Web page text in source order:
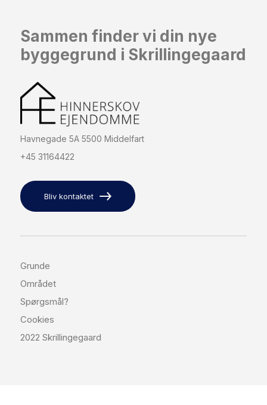
Sammen finder vi din nye
byggegrund i Skrillingegaard
Havnegade 5A 5500 Middelfart
+45 31164422
Bliv kontaktet
2022 Skrillingegaard
Grunde
Området
Spørgsmål?
Cookies